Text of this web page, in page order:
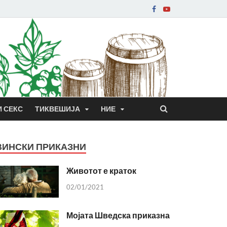
СЕКС ТИКВЕШИЈА НИЕ
ПРИКАЗНИ
Животот е краток
02/01/2021
Мојата Шведска приказна